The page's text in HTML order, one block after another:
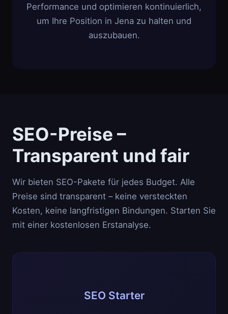
Performance und optimieren kontinuierlich,
um Ihre Position in Jena zu halten und
auszubauen.
SEO-Preise –
Transparent und fair
Wir bieten SEO-Pakete für jedes Budget. Alle
Preise sind transparent – keine versteckten
Kosten, keine langfristigen Bindungen. Starten Sie
mit einer kostenlosen Erstanalyse.
SEO Starter